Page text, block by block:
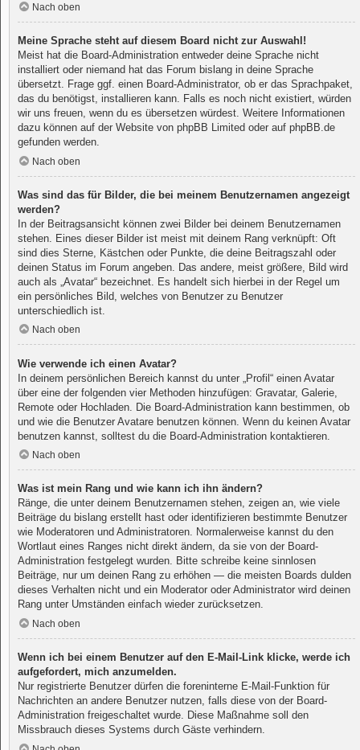
Nach oben
Meine Sprache steht auf diesem Board nicht zur Auswahl!
Meist hat die Board-Administration entweder deine Sprache nicht
installiert oder niemand hat das Forum bislang in deine Sprache
übersetzt. Frage ggf. einen Board-Administrator, ob er das Sprachpaket,
das du benötigst, installieren kann. Falls es noch nicht existiert, würden
wir uns freuen, wenn du es übersetzen würdest. Weitere Informationen
dazu können auf der Website von phpBB Limited oder auf phpBB.de
gefunden werden.
Nach oben
Was sind das für Bilder, die bei meinem Benutzernamen angezeigt
werden?
In der Beitragsansicht können zwei Bilder bei deinem Benutzernamen
stehen. Eines dieser Bilder ist meist mit deinem Rang verknüpft: Oft
sind dies Sterne, Kästchen oder Punkte, die deine Beitragszahl oder
deinen Status im Forum angeben. Das andere, meist größere, Bild wird
auch als „Avatar“ bezeichnet. Es handelt sich hierbei in der Regel um
ein persönliches Bild, welches von Benutzer zu Benutzer
unterschiedlich ist.
Nach oben
Wie verwende ich einen Avatar?
In deinem persönlichen Bereich kannst du unter „Profil“ einen Avatar
über eine der folgenden vier Methoden hinzufügen: Gravatar, Galerie,
Remote oder Hochladen. Die Board-Administration kann bestimmen, ob
und wie die Benutzer Avatare benutzen können. Wenn du keinen Avatar
benutzen kannst, solltest du die Board-Administration kontaktieren.
Nach oben
Was ist mein Rang und wie kann ich ihn ändern?
Ränge, die unter deinem Benutzernamen stehen, zeigen an, wie viele
Beiträge du bislang erstellt hast oder identifizieren bestimmte Benutzer
wie Moderatoren und Administratoren. Normalerweise kannst du den
Wortlaut eines Ranges nicht direkt ändern, da sie von der Board-
Administration festgelegt wurden. Bitte schreibe keine sinnlosen
Beiträge, nur um deinen Rang zu erhöhen — die meisten Boards dulden
dieses Verhalten nicht und ein Moderator oder Administrator wird deinen
Rang unter Umständen einfach wieder zurücksetzen.
Nach oben
Wenn ich bei einem Benutzer auf den E-Mail-Link klicke, werde ich
aufgefordert, mich anzumelden.
Nur registrierte Benutzer dürfen die foreninterne E-Mail-Funktion für
Nachrichten an andere Benutzer nutzen, falls diese von der Board-
Administration freigeschaltet wurde. Diese Maßnahme soll den
Missbrauch dieses Systems durch Gäste verhindern.